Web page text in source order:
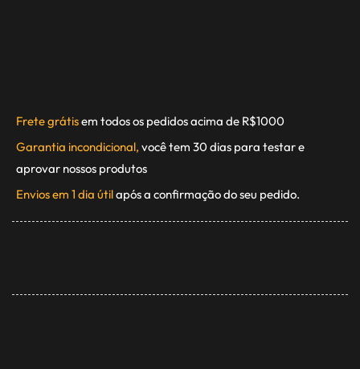
Frete grátisem todos os pedidos acima de R$1000
Garantia incondicional, você tem 30 dias para testar e
aprovar nossos produtos
Envios em 1 dia útilapós a confirmação do seu pedido.